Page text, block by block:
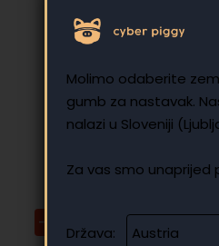
Molimo odaberite
gumb za nastavak.
nalazi u Sloveniji
Za vas smo unaprijed
Država:
-27%